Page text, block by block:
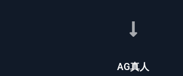
AG真人